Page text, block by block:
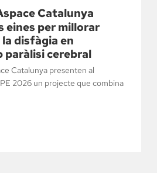
Catalunya
eines per millorar
la disfàgia en
paràlisi cerebral
Catalunya presenten al
2026 un projecte que combina